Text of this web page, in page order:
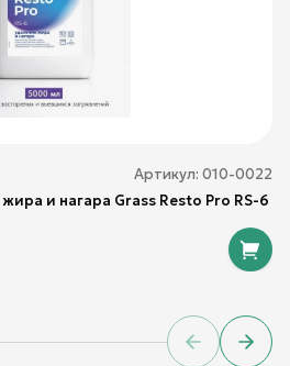
Артикул: 010-0022
и нагара Grass Resto Pro RS-6
Previous
Next